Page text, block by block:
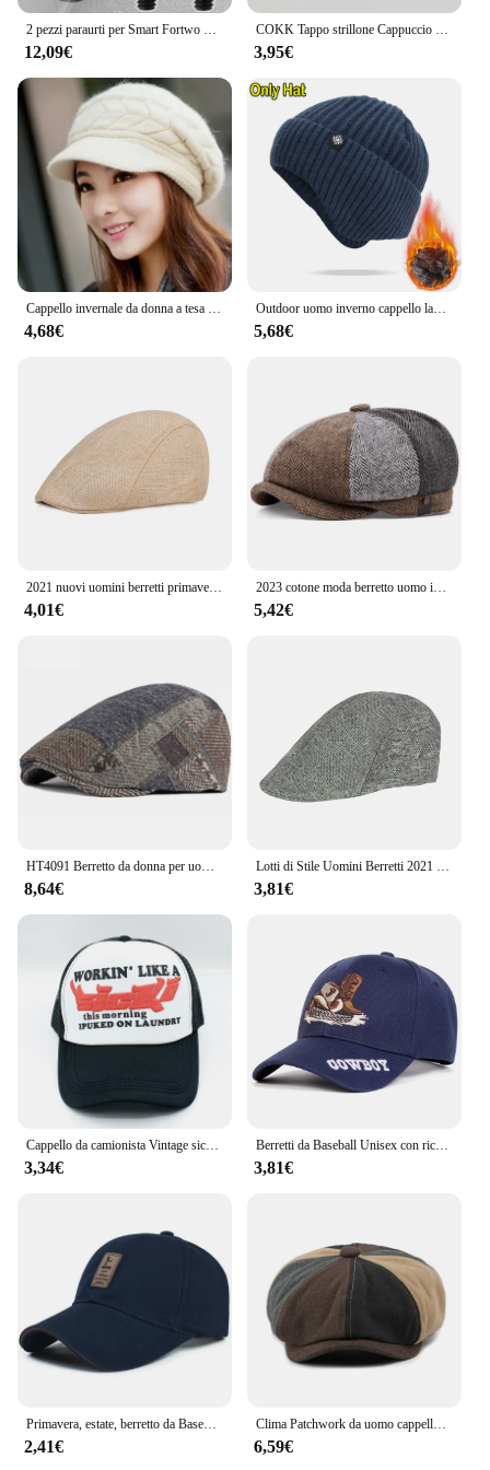
2 pezzi paraurti per Smart Fortwo 2008-2014 ED 451 ED paraurti posteriore per auto protezione rotonda Anti-collisione automobili parti esterne
12,09€
COKK Tappo strillone Cappuccio Ottagonale Cappello Berretto Delle Donne di Autunno Cappelli di Inverno Per Le Donne Dell'annata di Modo Gorro Casquette Berretto Femminile
3,95€
Cappello invernale da donna a tesa larga Tenere al caldo Berretto lavorato a maglia Cappelli femminili morbidi ad alta elasticità Berretti caldi Berretti Ragazza Cap Tinta unita 2023 Nuovo
4,68€
Outdoor uomo inverno cappello lavorato a maglia peluche calore berretto con visiera paraorecchie moda Casual cappelli Bomber foderati in pelliccia sintetica ciclismo protezione per le orecchie
5,68€
4,01€
2023 cotone moda berretto uomo impiombato colore moda donna cappello strillone elastico Outdoor Retro Art Octagon Cap
5,42€
8,64€ 3,81€
3,34€
Berretti da Baseball Unisex con ricamo a lettera da COWBOY primavera autunno cappelli Casual regolabili all'aperto cappello con protezione solare
3,81€
2,41€
Clima Patchwork da uomo cappello da strillone inverno autunno caldo berretto Vintage lana moda Newsboys berretto per uomo uomo papà papà cappello
6,59€